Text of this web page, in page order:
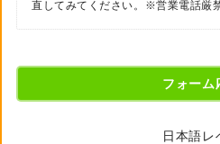
直してみてください。※営業電話厳
フォーム
日本語レ